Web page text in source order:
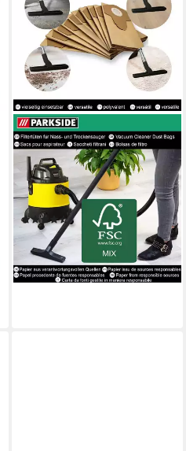
PARKSIDE
Staubsaugerbeutel 10
Papierfilterbeutel 20 L für
Nass-Trockensauger, passend
für Parkside
(3)
16,99 €
lieferbar - in 2-3 Werktagen bei dir